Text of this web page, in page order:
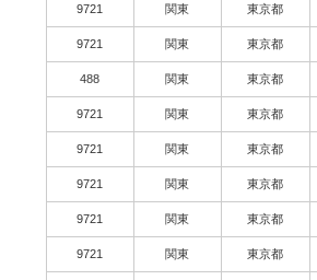
9721 関東 東京都
9721 関東 東京都
488 関東 東京都
9721 関東 東京都
9721 関東 東京都
9721 関東 東京都
9721 関東 東京都
9721 関東 東京都